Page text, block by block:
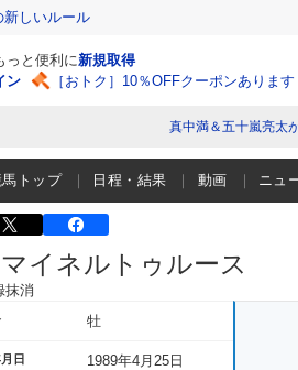
しいルール
っと便利に新規取得
ン
［おトク］10％OFFクーポンあります
真中満＆五十嵐亮太
馬トップ 日程・結果 動画 ニュ
マイネルトゥルース
抹消
牡
日 1989年4月25日